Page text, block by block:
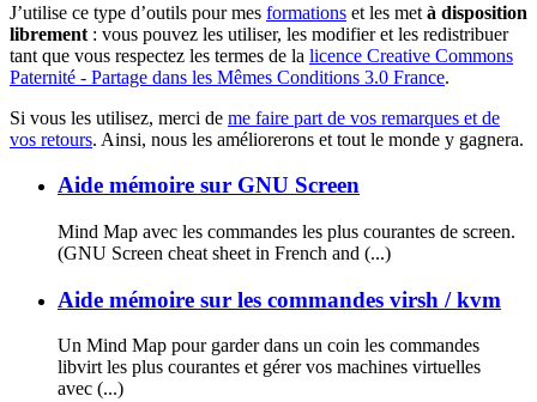
J’utilise ce type d’outils pour mes formations et les met à disposition
librement : vous pouvez les utiliser, les modifier et les redistribuer
tant que vous respectez les termes de la licence Creative Commons
Paternité - Partage dans les Mêmes Conditions 3.0 France.
Si vous les utilisez, merci de me faire part de vos remarques et de
vos retours. Ainsi, nous les améliorerons et tout le monde y gagnera.
Aide mémoire sur GNU Screen
Mind Map avec les commandes les plus courantes de screen.
(GNU Screen cheat sheet in French and (...)
Aide mémoire sur les commandes virsh / kvm
Un Mind Map pour garder dans un coin les commandes
libvirt les plus courantes et gérer vos machines virtuelles
avec (...)